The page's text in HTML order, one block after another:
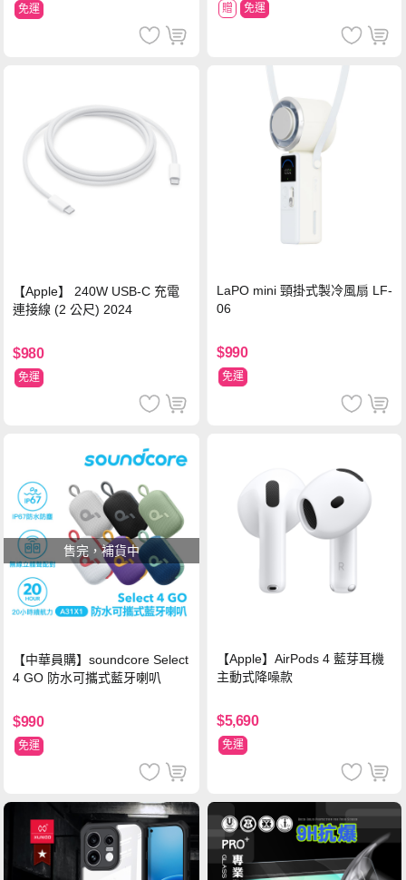
免運 贈 免運
【Apple】 240W USB-C 充電
連接線 (2 公尺) 2024
$980
免運
LaPO mini 頸掛式製冷風扇 LF-
06
$990
免運
售完，補貨中
【中華員購】soundcore Select
4 GO 防水可攜式藍牙喇叭
$990
免運
【Apple】AirPods 4 藍芽耳機
主動式降噪款
$5,690
免運